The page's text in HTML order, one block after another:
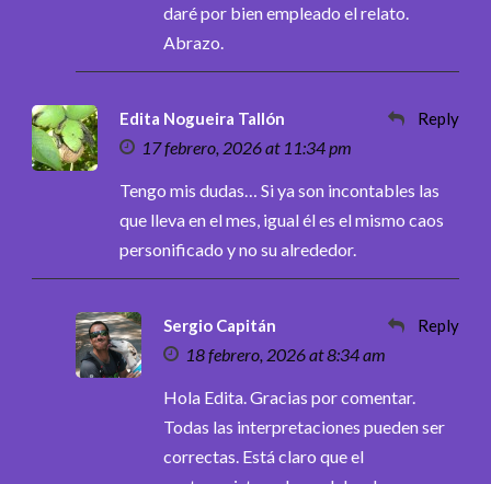
daré por bien empleado el relato.
Abrazo.
Edita Nogueira Tallón
17 febrero, 2026 at 11:34 pm
Reply
Tengo mis dudas… Si ya son incontables las
que lleva en el mes, igual él es el mismo caos
personificado y no su alrededor.
Sergio Capitán
18 febrero, 2026 at 8:34 am
Reply
Hola Edita. Gracias por comentar.
Todas las interpretaciones pueden ser
correctas. Está claro que el